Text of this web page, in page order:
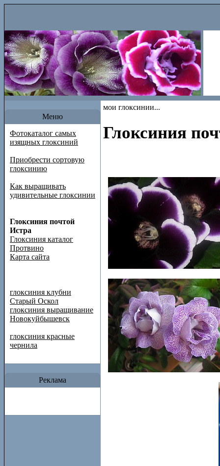
Меню
Фотокаталог самых
изящных глоксиний
Приобрести сортовую
глоксинию
Как выращивать
удивительные глоксинии
Глоксиния почтой
Истра
Глоксиния каталог
Протвино
Карта сайта
глоксиния клубни
Старый Оскол
глоксиния выращивание
Новокуйбышевск
глоксиния красные
чернила
Реклама
мои глоксинии...
Глоксиния